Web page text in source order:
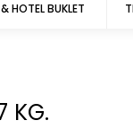
HOTEL BUKLET
KG.